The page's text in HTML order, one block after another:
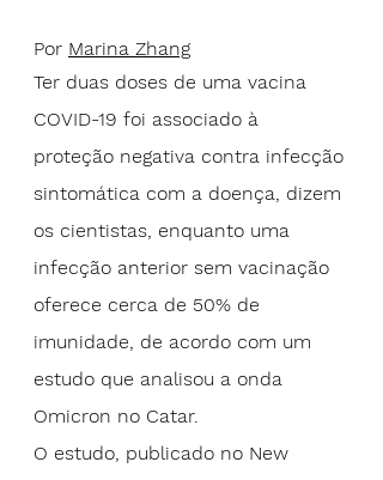
Por Marina Zhang
Ter duas doses de uma vacina
COVID-19 foi associado à
proteção negativa contra infecção
sintomática com a doença, dizem
os cientistas, enquanto uma
infecção anterior sem vacinação
oferece cerca de 50% de
imunidade, de acordo com um
estudo que analisou a onda
Omicron no Catar.
O estudo, publicado no New